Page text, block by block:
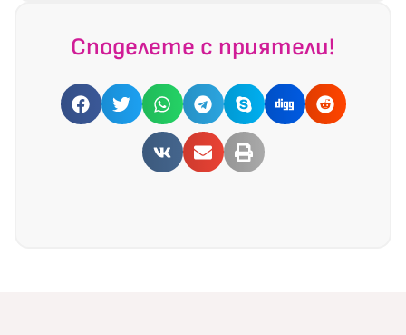
Споделете с приятели!